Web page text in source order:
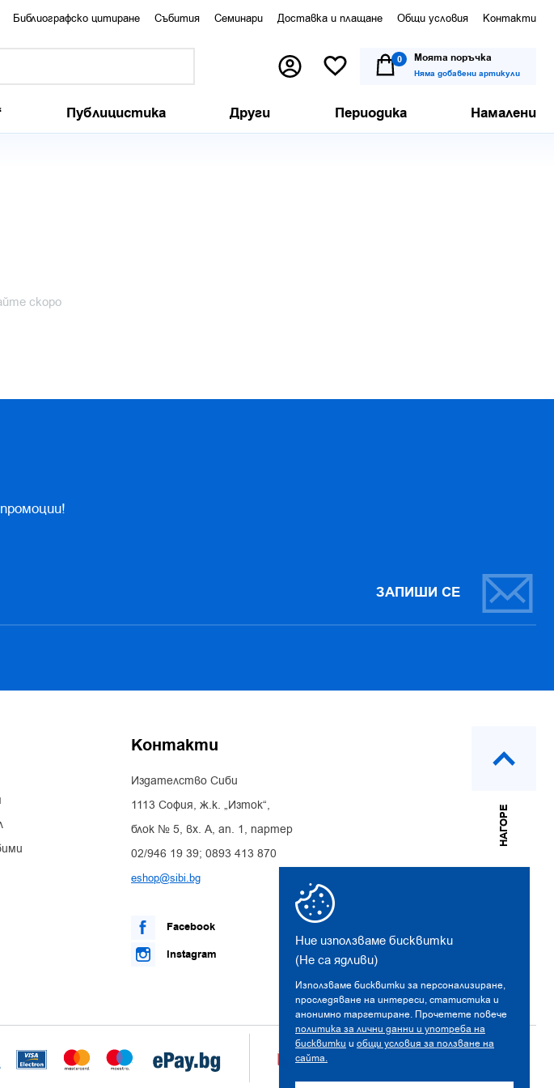
Ние използваме бисквитки
(Не са ядливи)
Използваме бисквитки за персонализиране,
проследяване на интереси, статистика и
анонимно таргетиране. Прочетете повече
политика за лични данни и употреба на
бисквитки и общи условия за ползване на
сайта.
Библиографско цитиране Събития Семинари Доставка и плащане Общи условия Контакти
0 Моята поръчка
Няма добавени артикули
Публицистика Други Периодика Намалени
скоро
ЗАПИШИ СЕ
Контакти
Издателство Сиби
1113 София, ж.к. „Изток“,
блок № 5, вх. А, ап. 1, партер
02/946 19 39; 0893 413 870
eshop@sibi.bg
Facebook
Instagram
НАГОРЕ